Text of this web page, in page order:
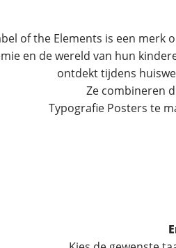
of the Elements is een merk
en de wereld van hun
ontdekt tijdens
Ze combineren
Typografie Posters te